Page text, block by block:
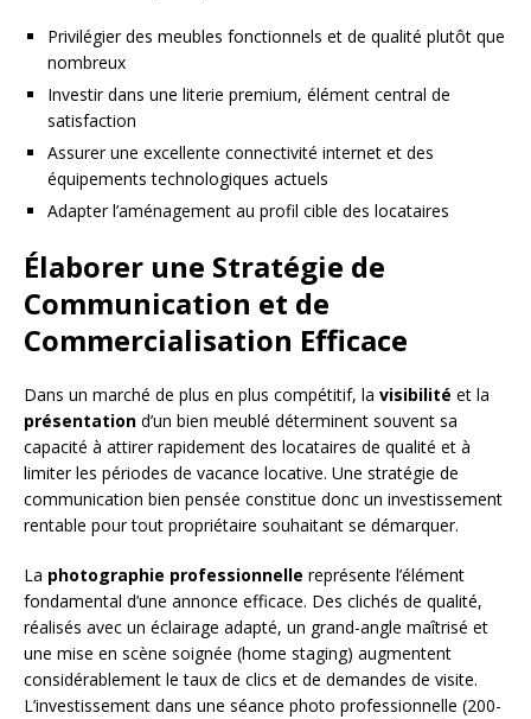
Privilégier des meubles fonctionnels et de qualité plutôt que
nombreux
Investir dans une literie premium, élément central de
satisfaction
Assurer une excellente connectivité internet et des
équipements technologiques actuels
Adapter l’aménagement au profil cible des locataires
Élaborer une Stratégie de
Communication et de
Commercialisation Efficace
Dans un marché de plus en plus compétitif, la visibilité et la
présentation d’un bien meublé déterminent souvent sa
capacité à attirer rapidement des locataires de qualité et à
limiter les périodes de vacance locative. Une stratégie de
communication bien pensée constitue donc un investissement
rentable pour tout propriétaire souhaitant se démarquer.
La photographie professionnelle représente l’élément
fondamental d’une annonce efficace. Des clichés de qualité,
réalisés avec un éclairage adapté, un grand-angle maîtrisé et
une mise en scène soignée (home staging) augmentent
considérablement le taux de clics et de demandes de visite.
L’investissement dans une séance photo professionnelle (200-